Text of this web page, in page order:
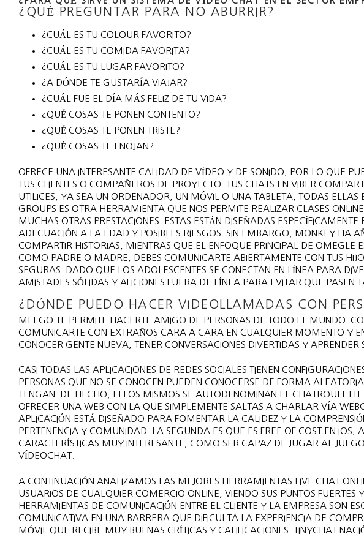
¿QUÉ PREGUNTAR PARA NO ABURRIR?
¿CUÁL ES TU COLOUR FAVORITO?
¿CUÁL ES TU COMIDA FAVORITA?
¿CUÁL ES TU LUGAR FAVORITO?
¿A DÓNDE TE GUSTARÍA VIAJAR?
¿CUÁL FUE EL DÍA MÁS FELIZ DE TU VIDA?
¿QUÉ COSAS TE PONEN CONTENTO?
¿QUÉ COSAS TE PONEN TRISTE?
¿QUÉ COSAS TE ENOJAN?
OFRECE UNA INTERESANTE CALIDAD DE VÍDEO Y DE SONIDO, POR LO QUE
TUS CLIENTES O COMPAÑEROS DE PROYECTO. TUS CHATS EN VIBER
UTILICES, YA SEA UN ORDENADOR, UN MÓVIL O UNA TABLETA, TODAS ELLAS
GROUPS ES OTRA HERRAMIENTA QUE NOS PERMITE REALIZAR CLASES
MUCHAS OTRAS PRESTACIONES. ESTAS ESTÁN DISEÑADAS
ADECUACIÓN A LA EDAD Y POSIBLES RIESGOS. SIN EMBARGO, MONKEY HA
COMPARTIR HISTORIAS, MIENTRAS QUE EL ENFOQUE PRINCIPAL DE OMEGLE
COMO PADRE O MADRE, DEBES COMUNICARTE ABIERTAMENTE CON TUS
SEGURAS. DADO QUE LOS ADOLESCENTES SE CONECTAN EN LÍNEA PARA
AMISTADES SÓLIDAS Y AFICIONES FUERA DE LÍNEA PARA EVITAR QUE PASEN
¿DÓNDE PUEDO HACER VIDEOLLAMADAS CON
MEEGO TE PERMITE HACERTE AMIGO DE PERSONAS DE TODO EL MUNDO.
COMUNICARTE CON EXTRAÑOS CARA A CARA EN CUALQUIER MOMENTO Y
CONOCER GENTE NUEVA, TENER CONVERSACIONES DIVERTIDAS Y APRENDER
CASI TODAS LAS APLICACIONES DE REDES SOCIALES TIENEN
PERSONAS QUE NO SE CONOCEN PUEDEN CONOCERSE DE FORMA
TENGAN. DE HECHO, ELLOS MISMOS SE AUTODENOMINAN EL
OFRECER UNA WEB CON LA QUE SIMPLEMENTE SALTAS A CHARLAR VÍA
APLICACIÓN ESTÁ DISEÑADO PARA FOMENTAR LA CALIDEZ Y LA
PERTENENCIA Y COMUNIDAD. LA SEGUNDA ES QUE ES FREE OF COST EN
CARACTERÍSTICAS MUY INTERESANTE, COMO SER CAPAZ DE JUGAR AL
VÍDEOCHAT.
A CONTINUACIÓN ANALIZAMOS LAS MEJORES HERRAMIENTAS LIVE CHAT
USUARIOS DE CUALQUIER COMERCIO ONLINE, VIENDO SUS PUNTOS FUERTES
HERRAMIENTAS DE COMUNICACIÓN ENTRE EL CLIENTE Y LA EMPRESA SON
COMUNICATIVA EN UNA BARRERA QUE DIFICULTA LA EXPERIENCIA DE
MÓVIL QUE RECIBE MUY BUENAS CRÍTICAS Y CALIFICACIONES. TINYCHAT